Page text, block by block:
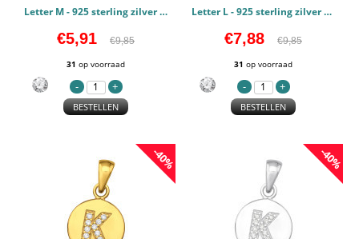
Letter M - 925 sterling zilver Hangers Zirconia PCJW46520
€5,91 €9,85
31 op voorraad
BESTELLEN
Letter L - 925 sterling zilver Hangers Zirconia PCJW46518
€7,88 €9,85
31 op voorraad
BESTELLEN
-40% -40%